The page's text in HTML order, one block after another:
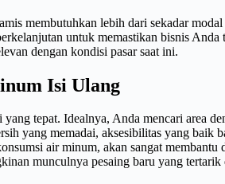
membutuhkan lebih dari sekadar
untuk memastikan bisnis
dengan kondisi pasar saat ini.
Isi Ulang
tepat. Idealnya, Anda mencari area
yang memadai, aksesibilitas yang
air minum, akan sangat membantu
munculnya pesaing baru yang